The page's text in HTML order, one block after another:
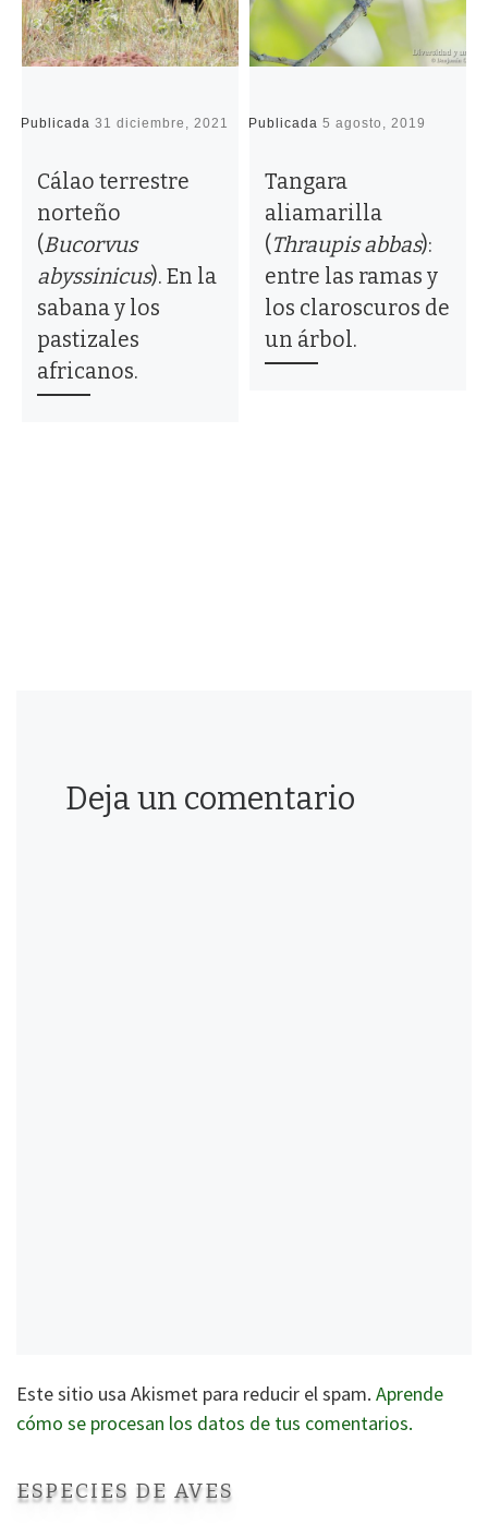
Publicada31 diciembre, 2021
Cálao terrestre
norteño
(Bucorvus
abyssinicus). En la
sabana y los
pastizales
africanos.
Publicada5 agosto, 2019
Tangara
aliamarilla
(Thraupis abbas):
entre las ramas y
los claroscuros de
un árbol.
Deja un comentario
Este sitio usa Akismet para reducir el spam. Aprende
cómo se procesan los datos de tus comentarios.
ESPECIES DE AVES